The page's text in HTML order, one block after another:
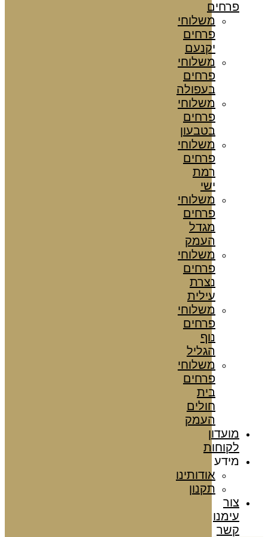
פרחים
משלוחי
פרחים
יקנעם
משלוחי
פרחים
בעפולה
משלוחי
פרחים
בטבעון
משלוחי
פרחים
רמת
ישי
משלוחי
פרחים
מגדל
העמק
משלוחי
פרחים
נצרת
עילית
משלוחי
פרחים
נוף
הגליל
משלוחי
פרחים
בית
חולים
העמק
מועדון
לקוחות
מידע
אודותינו
תקנון
צור
עימנו
קשר